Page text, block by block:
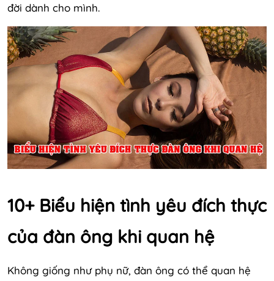
đời dành cho mình.
10+ Biểu hiện tình yêu đích thực
của đàn ông khi quan hệ
Không giống như phụ nữ, đàn ông có thể quan hệ